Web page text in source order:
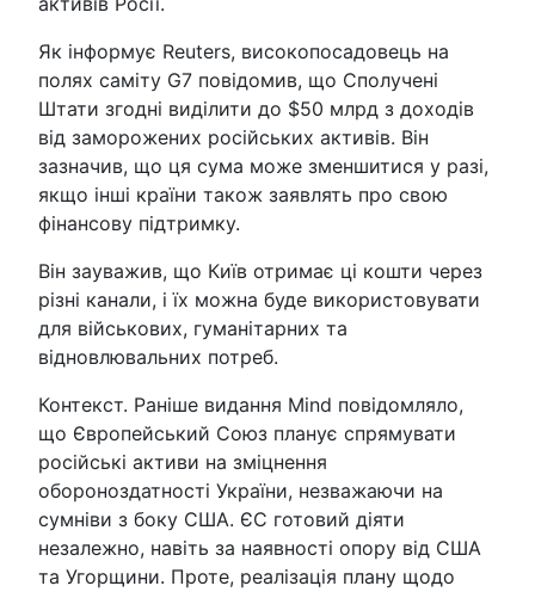
Як інформує Reuters, високопосадовець на
полях саміту G7 повідомив, що Сполучені
Штати згодні виділити до $50 млрд з доходів
від заморожених російських активів. Він
зазначив, що ця сума може зменшитися у разі,
якщо інші країни також заявлять про свою
фінансову підтримку.
Він зауважив, що Київ отримає ці кошти через
різні канали, і їх можна буде використовувати
для військових, гуманітарних та
відновлювальних потреб.
Контекст. Раніше видання Mind повідомляло,
що Європейський Союз планує спрямувати
російські активи на зміцнення
обороноздатності України, незважаючи на
сумніви з боку США. ЄС готовий діяти
незалежно, навіть за наявності опору від США
та Угорщини. Проте, реалізація плану щодо